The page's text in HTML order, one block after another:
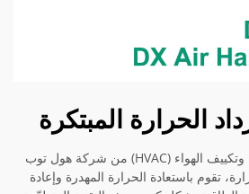
الحرارة المبتكرة
تتميَّز أنظمة التدفئة والتهوية وتكييف الهواء (HVAC) من شركة هول توب
تقوم باستعادة الحرارة المهدرة وإعادة